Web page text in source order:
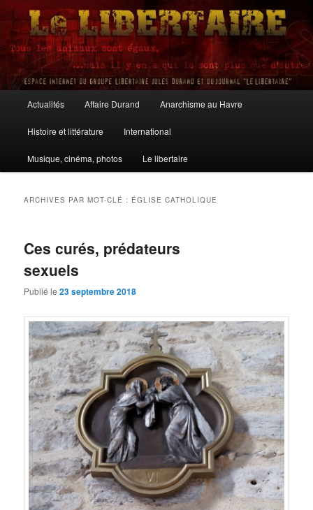
Aller
contenu
principal
Aller
contenu
secondaire
Le Libertaire
principal
Actualités Affaire Durand Anarchisme au Havre
Histoire et littérature International
Musique, cinéma, photos Le libertaire
ARCHIVES PAR MOT-CLÉ : ÉGLISE CATHOLIQUE
Ces curés, prédateurs
sexuels
Publié le23 septembre 2018